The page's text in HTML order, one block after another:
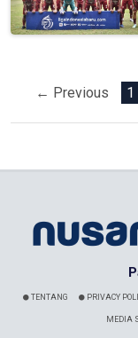
← Previous 1
TENTANG PRIVACY
MEDIA